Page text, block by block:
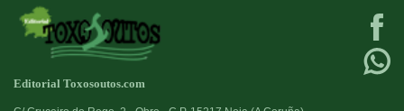
Editorial Toxosoutos.com